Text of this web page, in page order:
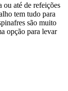
ou até de refeições
tem tudo para
são muito
opção para levar